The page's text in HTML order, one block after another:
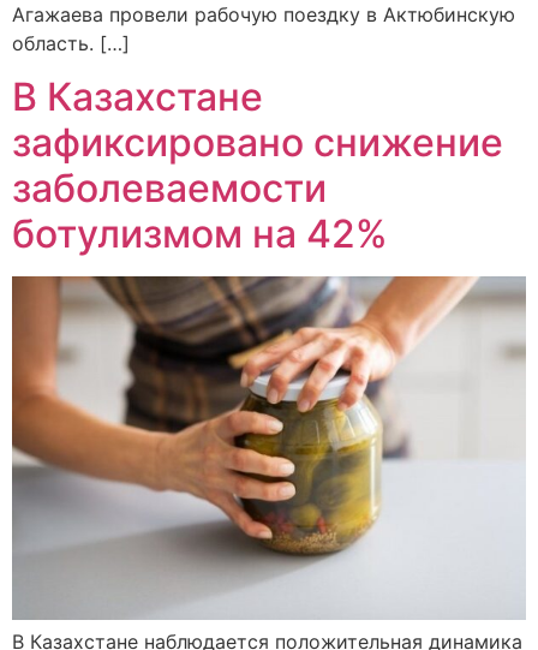
Агажаева провели рабочую поездку в Актюбинскую
область. […]
В Казахстане
зафиксировано снижение
заболеваемости
ботулизмом на 42%
В Казахстане наблюдается положительная динамика